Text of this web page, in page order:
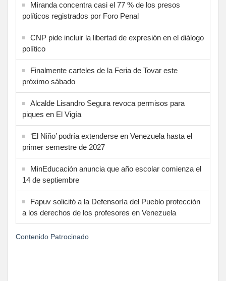
Miranda concentra casi el 77 % de los presos
políticos registrados por Foro Penal
CNP pide incluir la libertad de expresión en el diálogo
político
Finalmente carteles de la Feria de Tovar este
próximo sábado
Alcalde Lisandro Segura revoca permisos para
piques en El Vigía
‘El Niño’ podría extenderse en Venezuela hasta el
primer semestre de 2027
MinEducación anuncia que año escolar comienza el
14 de septiembre
Fapuv solicitó a la Defensoría del Pueblo protección
a los derechos de los profesores en Venezuela
Contenido Patrocinado